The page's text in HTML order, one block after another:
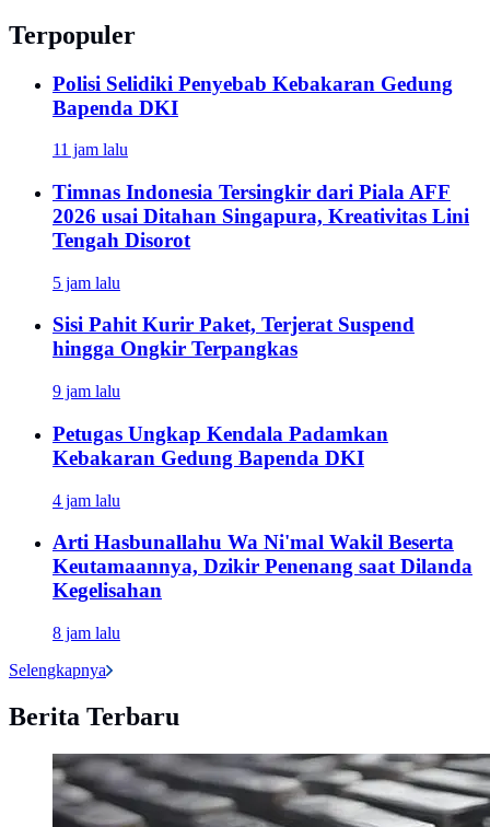
Terpopuler
Polisi Selidiki Penyebab Kebakaran Gedung
Bapenda DKI
11 jam lalu
Timnas Indonesia Tersingkir dari Piala AFF
2026 usai Ditahan Singapura, Kreativitas Lini
Tengah Disorot
5 jam lalu
Sisi Pahit Kurir Paket, Terjerat Suspend
hingga Ongkir Terpangkas
9 jam lalu
Petugas Ungkap Kendala Padamkan
Kebakaran Gedung Bapenda DKI
4 jam lalu
Arti Hasbunallahu Wa Ni'mal Wakil Beserta
Keutamaannya, Dzikir Penenang saat Dilanda
Kegelisahan
8 jam lalu
Selengkapnya
Berita Terbaru